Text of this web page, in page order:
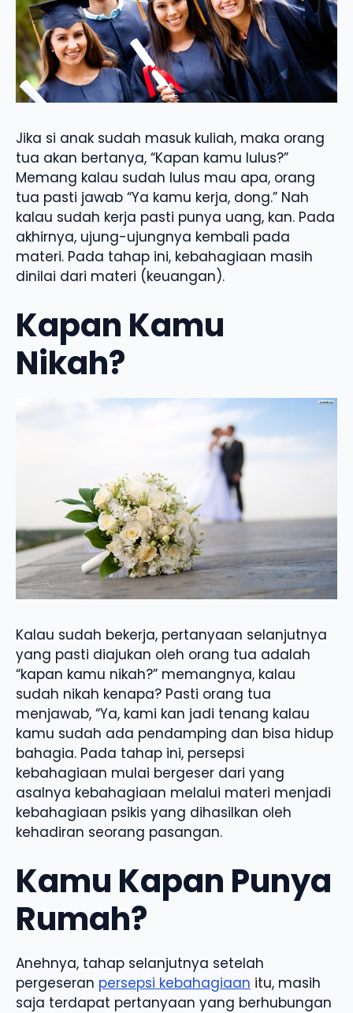
Jika si anak sudah masuk kuliah, maka orang
tua akan bertanya, “Kapan kamu lulus?”
Memang kalau sudah lulus mau apa, orang
tua pasti jawab “Ya kamu kerja, dong.” Nah
kalau sudah kerja pasti punya uang, kan. Pada
akhirnya, ujung-ujungnya kembali pada
materi. Pada tahap ini, kebahagiaan masih
dinilai dari materi (keuangan).
Kapan Kamu
Nikah?
Kalau sudah bekerja, pertanyaan selanjutnya
yang pasti diajukan oleh orang tua adalah
“kapan kamu nikah?” memangnya, kalau
sudah nikah kenapa? Pasti orang tua
menjawab, “Ya, kami kan jadi tenang kalau
kamu sudah ada pendamping dan bisa hidup
bahagia. Pada tahap ini, persepsi
kebahagiaan mulai bergeser dari yang
asalnya kebahagiaan melalui materi menjadi
kebahagiaan psikis yang dihasilkan oleh
kehadiran seorang pasangan.
Kamu Kapan Punya
Rumah?
Anehnya, tahap selanjutnya setelah
pergeseran persepsi kebahagiaan itu, masih
saja terdapat pertanyaan yang berhubungan